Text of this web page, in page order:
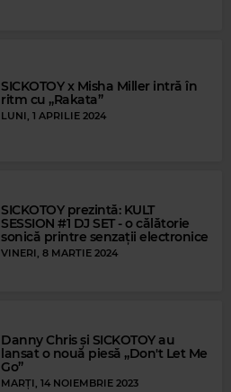
SICKOTOY x Misha Miller intră în
ritm cu „Rakata”
LUNI, 1 APRILIE 2024
SICKOTOY prezintă: KULT
SESSION #1 DJ SET - o călătorie
sonică printre senzații electronice
VINERI, 8 MARTIE 2024
Danny Chris și SICKOTOY au
lansat o nouă piesă „Don't Let Me
Go”
MARȚI, 14 NOIEMBRIE 2023